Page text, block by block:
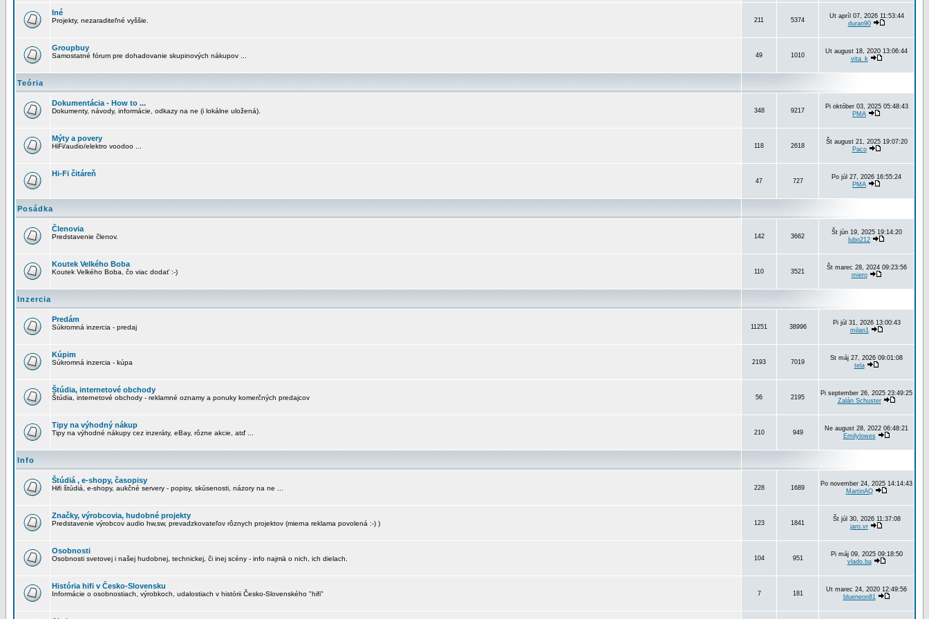
Iné
Projekty, nezaraditeľné vyššie. 211 5374
Ut apríl 07, 2026 11:53:44
duran90
Groupbuy
Samostatné fórum pre dohadovanie skupinových nákupov ... 49 1010
Ut august 18, 2020 13:06:44
vita_k
Teória
Dokumentácia - How to ...
Dokumenty, návody, informácie, odkazy na ne (i lokálne uložená). 348 9217
Pi október 03, 2025 05:48:43
PMA
Mýty a povery
HiFi/audio/elektro voodoo ... 118 2618
Št august 21, 2025 19:07:20
Paco
Hi-Fi čitáreň
47 727
Po júl 27, 2026 16:55:24
PMA
Posádka
Členovia
Predstavenie členov. 142 3662
Št jún 19, 2025 19:14:20
lubo212
Koutek Velkého Boba
Koutek Velkého Boba, čo viac dodať :-) 110 3521
Št marec 28, 2024 09:23:56
miero
Inzercia
Predám
Súkromná inzercia - predaj 11251 38996
Pi júl 31, 2026 13:00:43
milan1
Kúpim
Súkromná inzercia - kúpa 2193 7019
St máj 27, 2026 09:01:08
tela
Štúdia, internetové obchody
Štúdia, internetové obchody - reklamné oznamy a ponuky komerčných predajcov 56 2195
Pi september 26, 2025 23:49:25
Zalán Schuster
Tipy na výhodný nákup
Tipy na výhodné nákupy cez inzeráty, eBay, rôzne akcie, atď ... 210 949
Ne august 28, 2022 06:48:21
Emilylowes
Info
Štúdiá , e-shopy, časopisy
Hifi štúdiá, e-shopy, aukčné servery - popisy, skúsenosti, názory na ne ... 228 1689
Po november 24, 2025 14:14:43
MartinAQ
Značky, výrobcovia, hudobné projekty
Predstavenie výrobcov audio hw,sw, prevadzkovateľov rôznych projektov (mierna reklama povolená :-) ) 123 1841
Št júl 30, 2026 11:37:08
jaro.vr
Osobnosti
Osobnosti svetovej i našej hudobnej, technickej, či inej scény - info najmä o nich, ich dielach. 104 951
Pi máj 09, 2025 09:18:50
vlado.ba
História hifi v Česko-Slovensku
Informácie o osobnostiach, výrobkoch, udalostiach v histórii Česko-Slovenského "hifi" 7 181
Ut marec 24, 2020 12:49:56
blueneon81